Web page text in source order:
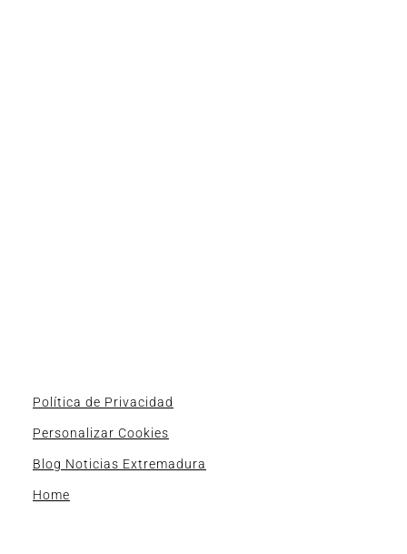
Política de Privacidad
Personalizar Cookies
Blog Noticias Extremadura
Home